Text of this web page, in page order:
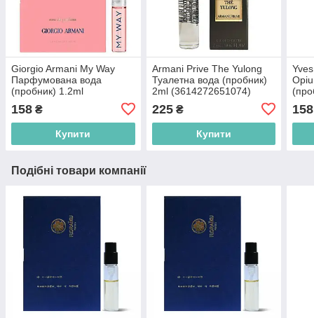
Giorgio Armani My Way
Парфумована вода
(пробник) 1.2ml
158 ₴
Купити
Armani Prive The Yulong
Туалетна вода (пробник)
2ml (3614272651074)
225₴
Купити
158
Подібні товари компанії